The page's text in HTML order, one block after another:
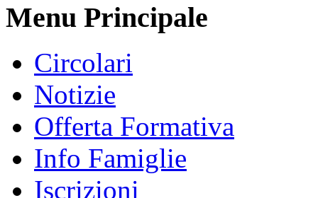
Menu Principale
Circolari
Notizie
Offerta Formativa
Info Famiglie
Iscrizioni